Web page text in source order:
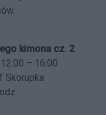
kimona cz. 2
– 16:00
Skorupka